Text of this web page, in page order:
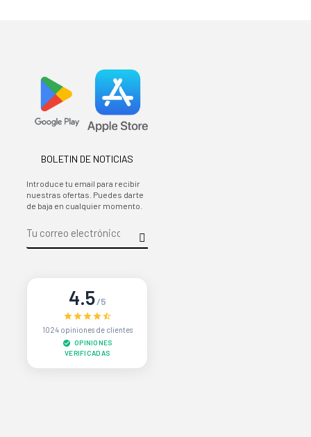
BOLETIN DE NOTICIAS
Introduce tu email para recibir
nuestras ofertas. Puedes darte
de baja en cualquier momento.
4.5/5
1024 opiniones de clientes
OPINIONES
VERIFICADAS